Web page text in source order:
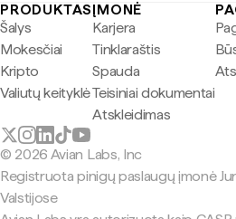
PRODUKTAS
Šalys
Mokesčiai
Kripto
Valiutų keityklė
ĮMONĖ
Karjera
Tinklaraštis
Spauda
Teisiniai dokumentai
Atskleidimas
© 2026 Avian Labs, Inc
Registruota pinigų paslaugų įmonė
Valstijose